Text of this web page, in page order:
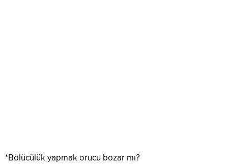
*Bölücülük yapmak orucu bozar mı?